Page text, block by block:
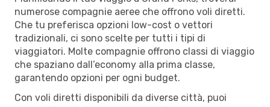
numerose compagnie aeree che offrono voli diretti.
Che tu preferisca opzioni low-cost o vettori
tradizionali, ci sono scelte per tutti i tipi di
viaggiatori. Molte compagnie offrono classi di viaggio
che spaziano dall’economy alla prima classe,
garantendo opzioni per ogni budget.
Con voli diretti disponibili da diverse città, puoi